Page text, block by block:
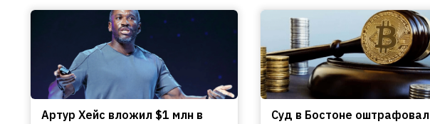
Артур Хейс вложил $1 млн в
Cуд в Бостоне оштрафовал